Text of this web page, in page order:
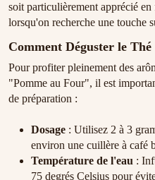
soit particulièrement apprécié
lorsqu'on recherche une touche
Comment Déguster le
Pour profiter pleinement des
"Pomme au Four", il est
de préparation :
Dosage : Utilisez 2 à 3
environ une cuillère à café
Température de l'eau :
75 degrés Celsius pour